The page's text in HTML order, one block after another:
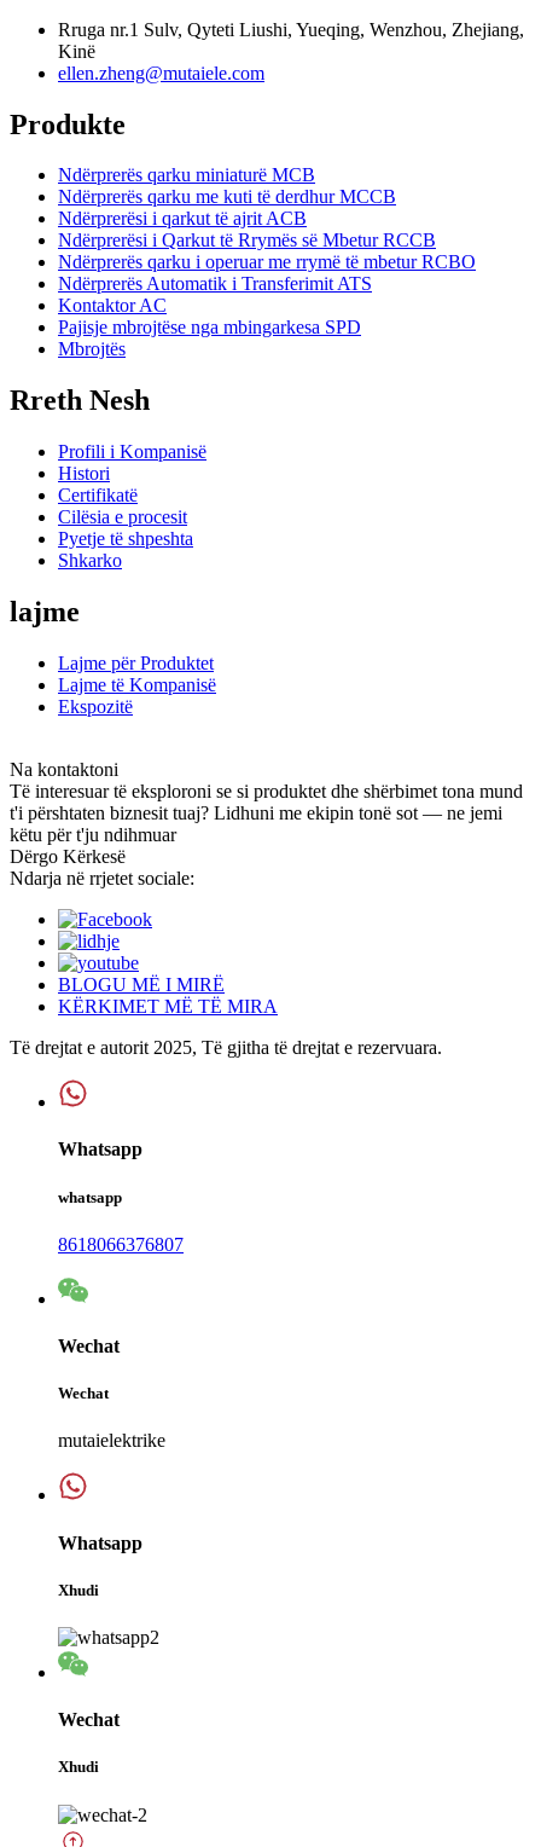
Rruga nr.1 Sulv, Qyteti Liushi, Yueqing, Wenzhou, Zhejiang,
Kinë
ellen.zheng@mutaiele.com
Produkte
Ndërprerës qarku miniaturë MCB
Ndërprerës qarku me kuti të derdhur MCCB
Ndërprerësi i qarkut të ajrit ACB
Ndërprerësi i Qarkut të Rrymës së Mbetur RCCB
Ndërprerës qarku i operuar me rrymë të mbetur RCBO
Ndërprerës Automatik i Transferimit ATS
Kontaktor AC
Pajisje mbrojtëse nga mbingarkesa SPD
Mbrojtës
Rreth Nesh
Profili i Kompanisë
Histori
Certifikatë
Cilësia e procesit
Pyetje të shpeshta
Shkarko
lajme
Lajme për Produktet
Lajme të Kompanisë
Ekspozitë
Na kontaktoni
Të interesuar të eksploroni se si produktet dhe shërbimet tona mund
t'i përshtaten biznesit tuaj? Lidhuni me ekipin tonë sot — ne jemi
këtu për t'ju ndihmuar
Dërgo Kërkesë
Ndarja në rrjetet sociale:
BLOGU MË I MIRË
KËRKIMET MË TË MIRA
Të drejtat e autorit 2025, Të gjitha të drejtat e rezervuara.
Whatsapp
whatsapp
8618066376807
Wechat
Wechat
mutaielektrike
Whatsapp
Xhudi
Wechat
Xhudi